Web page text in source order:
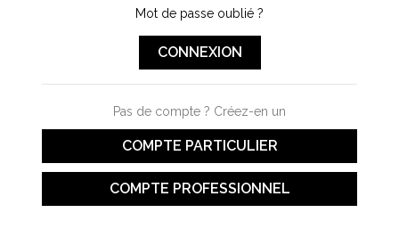
Mot de passe oublié ?
CONNEXION
Pas de compte ? Créez-en un
COMPTE PARTICULIER
COMPTE PROFESSIONNEL